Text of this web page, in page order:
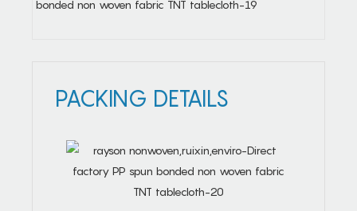
PACKING DETAILS